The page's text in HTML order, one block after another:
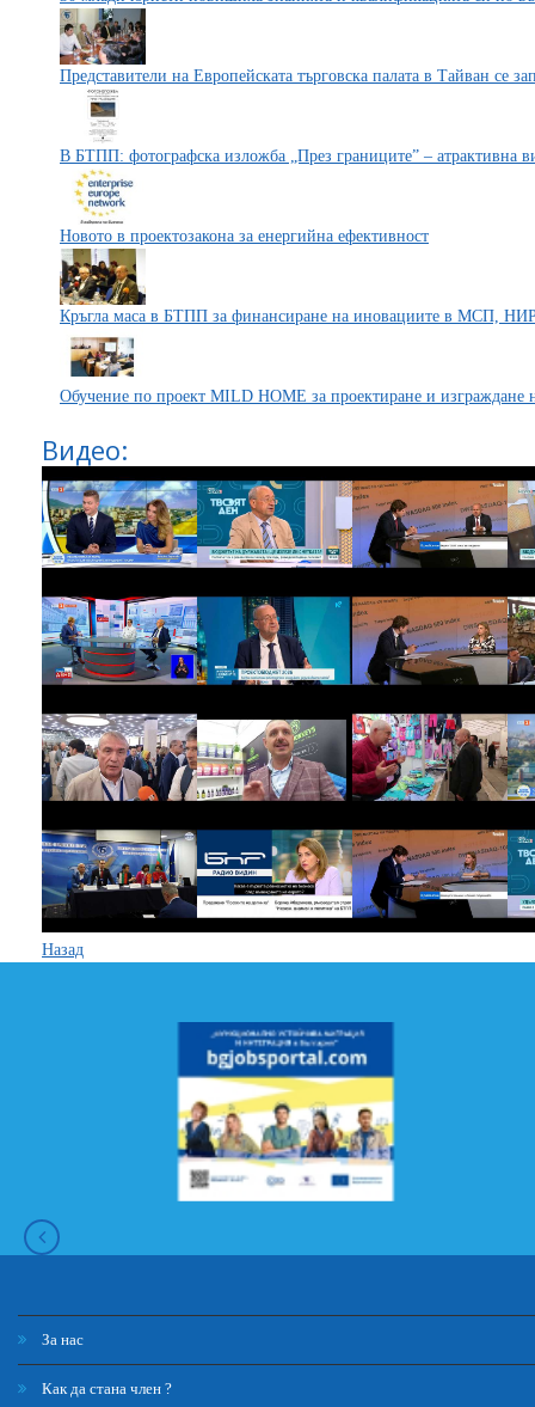
Представители на Европейската търговска палата в Тайван се
В БТПП: фотографска изложба „През границите” – атрактивна
Новото в проектозакона за енергийна ефективност
Кръгла маса в БТПП за финансиране на иновациите в МСП,
Обучение по проект MILD HOME за проектиране и изграждане
Видео:
Назад
За нас
Как да стана член ?